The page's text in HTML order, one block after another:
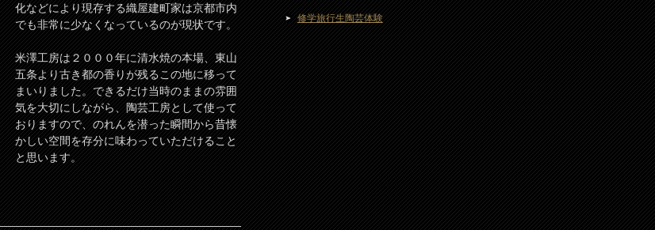
化などにより現存する織屋建町家は京都市内
でも非常に少なくなっているのが現状です。
米澤工房は２０００年に清水焼の本場、東山
五条より古き都の香りが残るこの地に移って
まいりました。できるだけ当時のままの雰囲
気を大切にしながら、陶芸工房として使って
おりますので、のれんを潜った瞬間から昔懐
かしい空間を存分に味わっていただけること
と思います。
修学旅行生陶芸体験